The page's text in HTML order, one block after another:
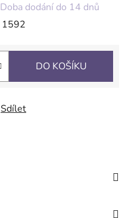
Doba dodání do 14 dnů
1592
DO KOŠÍKU
Sdílet